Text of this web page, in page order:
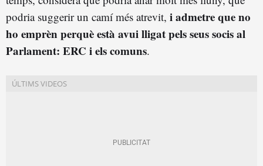
podria suggerir un camí més atrevit, i admetre que no
ho emprèn perquè està avui lligat pels seus socis al
Parlament: ERC i els comuns.